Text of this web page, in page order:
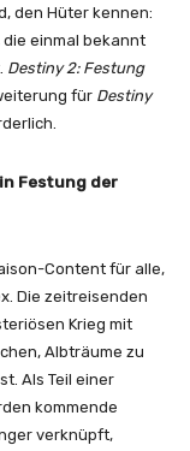
den Hüter kennen:
einmal bekannt
Destiny 2: Festung
für Destiny
Festung der
Content für alle,
Die zeitreisenden
Krieg mit
Albträume zu
Als Teil einer
kommende
verknüpft,